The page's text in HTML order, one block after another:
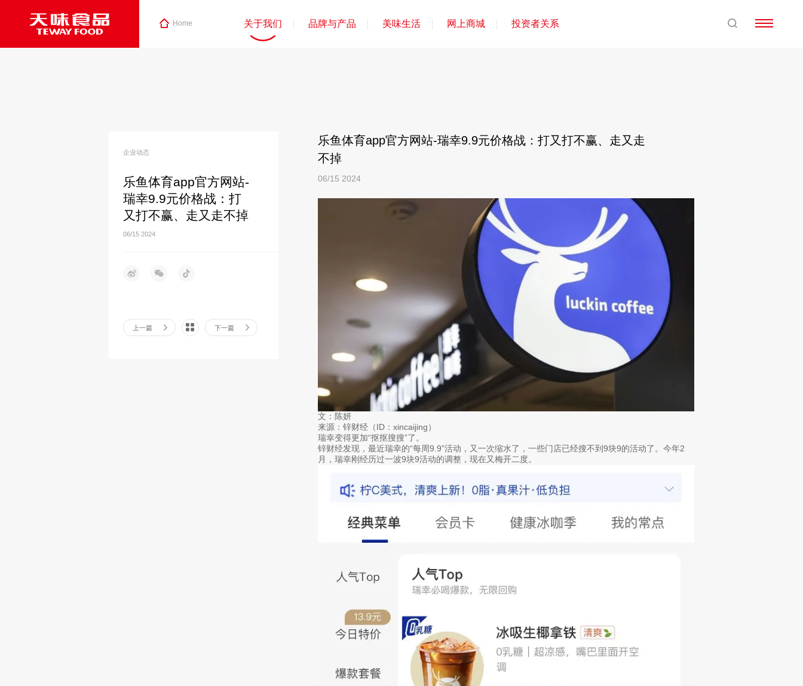
Home 关于我们 品牌与产品 美味生活 网上商城 投资者关系
企业动态
乐鱼体育app官方网站-
瑞幸9.9元价格战：打
又打不赢、走又走不掉
06/15 2024
上一篇 下一篇
乐鱼体育app官方网站-瑞幸9.9元价格战：打又打不赢、走又走
不掉
06/15 2024
文：陈妍
来源：锌财经（ID：xincaijing）
瑞幸变得更加“抠抠搜搜”了。
锌财经发现，最近瑞幸的“每周9.9”活动，又一次缩水了，一些门店已经搜不到9块9的活动了。今年2
月，瑞幸刚经历过一波9块9活动的调整，现在又梅开二度。